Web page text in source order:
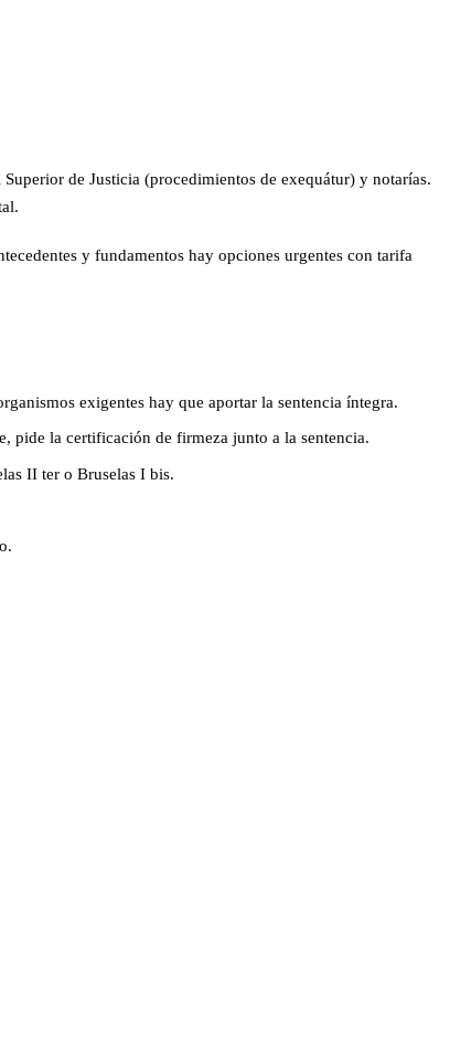
de Justicia (procedimientos de exequátur) y notarías.
y fundamentos hay opciones urgentes con tarifa
exigentes hay que aportar la sentencia íntegra.
pide la certificación de firmeza junto a la sentencia.
II ter o Bruselas I bis.